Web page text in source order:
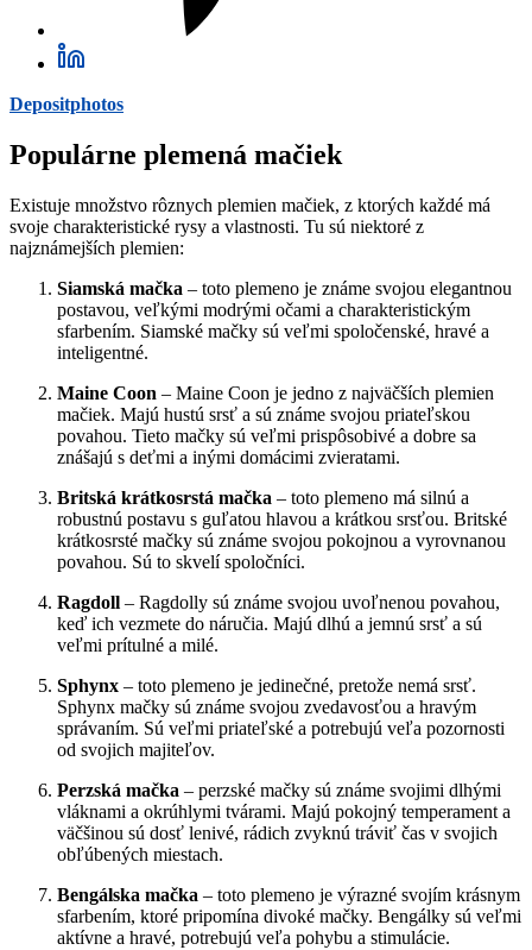
Depositphotos
Populárne plemená mačiek
Existuje množstvo rôznych plemien mačiek, z ktorých každé má
svoje charakteristické rysy a vlastnosti. Tu sú niektoré z
najznámejších plemien:
Siamská mačka – toto plemeno je známe svojou elegantnou
postavou, veľkými modrými očami a charakteristickým
sfarbením. Siamské mačky sú veľmi spoločenské, hravé a
inteligentné.
Maine Coon – Maine Coon je jedno z najväčších plemien
mačiek. Majú hustú srsť a sú známe svojou priateľskou
povahou. Tieto mačky sú veľmi prispôsobivé a dobre sa
znášajú s deťmi a inými domácimi zvieratami.
Britská krátkosrstá mačka – toto plemeno má silnú a
robustnú postavu s guľatou hlavou a krátkou srsťou. Britské
krátkosrsté mačky sú známe svojou pokojnou a vyrovnanou
povahou. Sú to skvelí spoločníci.
Ragdoll – Ragdolly sú známe svojou uvoľnenou povahou,
keď ich vezmete do náručia. Majú dlhú a jemnú srsť a sú
veľmi prítulné a milé.
Sphynx – toto plemeno je jedinečné, pretože nemá srsť.
Sphynx mačky sú známe svojou zvedavosťou a hravým
správaním. Sú veľmi priateľské a potrebujú veľa pozornosti
od svojich majiteľov.
Perzská mačka – perzské mačky sú známe svojimi dlhými
vláknami a okrúhlymi tvárami. Majú pokojný temperament a
väčšinou sú dosť lenivé, rádich zvyknú tráviť čas v svojich
obľúbených miestach.
Bengálska mačka – toto plemeno je výrazné svojím krásnym
sfarbením, ktoré pripomína divoké mačky. Bengálky sú veľmi
aktívne a hravé, potrebujú veľa pohybu a stimulácie.